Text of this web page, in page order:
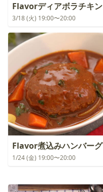
Flavorディアボラチキン
3/18 (火) 19:00〜20:00
Flavor煮込みハンバーグ
1/24 (金) 19:00〜20:00